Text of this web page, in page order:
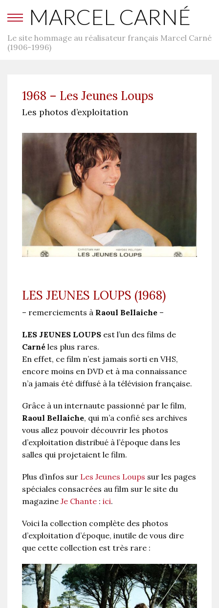
MARCEL CARNÉ
Le site hommage au réalisateur français Marcel Carné
(1906-1996)
1968 – Les Jeunes Loups
Les photos d’exploitation
LES JEUNES LOUPS (1968)
– remerciements à Raoul Bellaiche –
LES JEUNES LOUPS est l’un des films de
Carné les plus rares.
En effet, ce film n’est jamais sorti en VHS,
encore moins en DVD et à ma connaissance
n’a jamais été diffusé à la télévision française.
Grâce à un internaute passionné par le film,
Raoul Bellaiche, qui m’a confié ses archives
vous allez pouvoir découvrir les photos
d’exploitation distribué à l’époque dans les
salles qui projetaient le film.
Plus d’infos sur Les Jeunes Loups sur les pages
spéciales consacrées au film sur le site du
magazine Je Chante : ici.
Voici la collection complète des photos
d’exploitation d’époque, inutile de vous dire
que cette collection est très rare :